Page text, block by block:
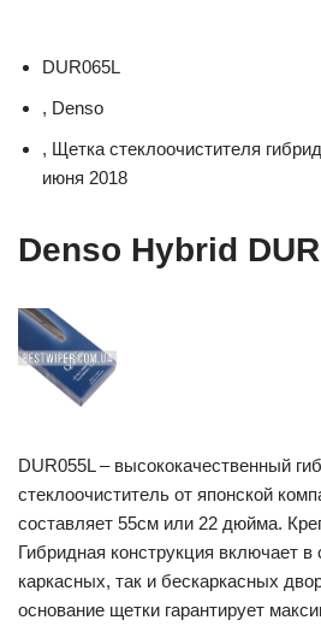
DUR065L
, Denso
, Щетка стеклоочистителя
июня 2018
Denso Hybrid
DUR055L – высококачественный
стеклоочиститель от японской
составляет 55см или 22 дюйма.
Гибридная конструкция включает
каркасных, так и бескаркасных
основание щетки гарантирует